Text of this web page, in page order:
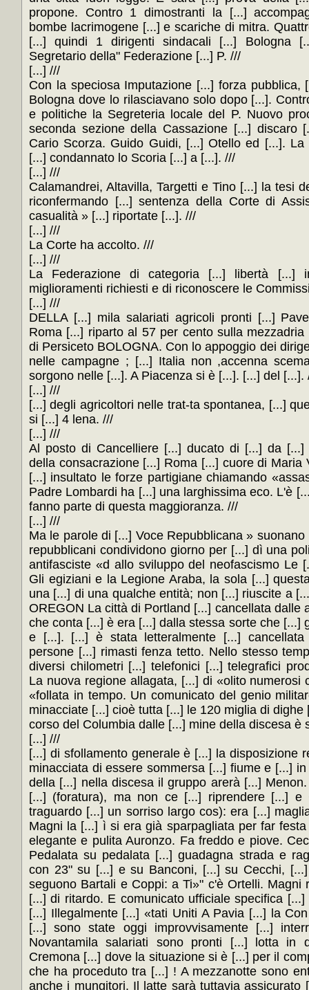
propone. Contro 1 dimostranti la [...]
bombe lacrimogene [...] e scariche di mitra.
[...] quindi 1 dirigenti sindacali [...] Bologna
Segretario della" Federazione [...] P. ///
[...] ///
Con la speciosa Imputazione [...] forza
Bologna dove lo rilasciavano solo dopo [...].
e politiche la Segreteria locale del P. Nuovo
seconda sezione della Cassazione [...] discaro
Cario Scorza. Guido Guidi, [...] Otello ed [...].
[...] condannato lo Scoria [...] a [...]. ///
[...] ///
Calamandrei, Altavilla, Targetti e Tino [...] la tesi
riconfermando [...] sentenza della Corte di
casualità » [...] riportate [...]. ///
[...] ///
La Corte ha accolto. ///
[...] ///
La Federazione di categoria [...] libertà
miglioramenti richiesti e di riconoscere le
[...] ///
DELLA [...] mila salariati agricoli pronti [...]
Roma [...] riparto al 57 per cento sulla
di Persiceto BOLOGNA. Con lo appoggio dei
nelle campagne ; [...] Italia non ,accenna
sorgono nelle [...]. A Piacenza si è [...]. [...] del [...].
[...] ///
[...] degli agricoltori nelle trat-ta spontanea, [...]
si [...] 4 lena. ///
[...] ///
Al posto di Cancelliere [...] ducato di [...] da
della consacrazione [...] Roma [...] cuore di Maria
[...] insultato le forze partigiane chiamando
Padre Lombardi ha [...] una larghissima eco. L'è
fanno parte di questa maggioranza. ///
[...] ///
Ma le parole di [...] Voce Repubblicana »
repubblicani condividono giorno per [...] dì una
antifasciste «d allo sviluppo del neofascismo Le
Gli egiziani e la Legione Araba, la sola [...]
una [...] di una qualche entità; non [...] riuscite a
OREGON La città di Portland [...] cancellata dalle
che conta [...] è era [...] dalla stessa sorte che [...]
e [...]. [...] è stata letteralmente [...]
persone [...] rimasti fenza tetto. Nello stesso
diversi chilometri [...] telefonici [...] telegrafici
La nuova regione allagata, [...] di «olito numerosi
«follata in tempo. Un comunicato del genio
minacciate [...] cioè tutta [...] le 120 miglia di
corso del Columbia dalle [...] mine della discesa è
[...] ///
[...] di sfollamento generale è [...] la disposizione
minacciata di essere sommersa [...] fiume e [...]
della [...] nella discesa il gruppo arerà [...]
[...] (foratura), ma non ce [...] riprendere [...]
traguardo [...] un sorriso largo cos): era [...]
Magni la [...] ì si era già sparpagliata per far
elegante e pulita Auronzo. Fa freddo e piove.
Pedalata su pedalata [...] guadagna strada e
con 23" su [...] e su Banconi, [...] su Cecchi,
seguono Bartali e Coppi: a Ti»" c'è Ortelli. Magni
[...] di ritardo. E comunicato ufficiale specifica
[...] Illegalmente [...] «tati Uniti A Pavia [...] la
[...] sono state oggi improvvisamente [...]
Novantamila salariati sono pronti [...] lotta in
Cremona [...] dove la situazione si è [...] per il
che ha proceduto tra [...] ! A mezzanotte sono
anche i mungitori. Il latte sarà tuttavia assicurato